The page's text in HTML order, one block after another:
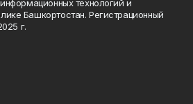
технологий и
Башкортостан. Регистрационный
г.